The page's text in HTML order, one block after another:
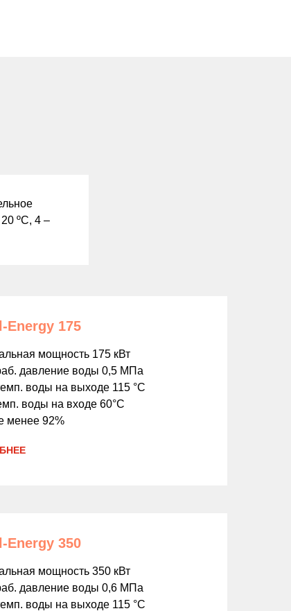
ºС, 4 –
Energy 175
мощность 175 кВт
давление воды 0,5 МПа
воды на выходе 115 °С
воды на входе 60°С
менее 92%
Energy 350
мощность 350 кВт
давление воды 0,6 МПа
воды на выходе 115 °С